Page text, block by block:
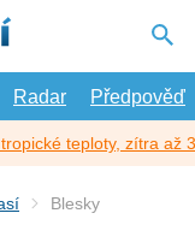
Radar Předpověď
teploty, zítra až
Blesky